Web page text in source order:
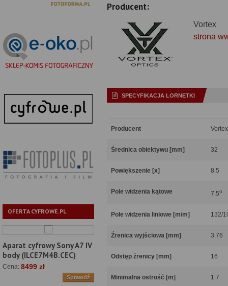
OFERTA CYFROWE.PL
Aparat cyfrowy Sony A7 IV
body (ILCE7M4B.CEC)
Cena: 8499 zł
Sprawdź
Producent:
Vortex
strona
SPECYFIKACJA LORNETKI
Producent Vortex
Średnica obiektywu [mm] 32
Powiększenie [x] 8.5
Pole widzenia kątowe 7.5o
Pole widzenia liniowe [m/m] 132/
Źrenica wyjściowa [mm] 3.76
Odstęp źrenicy [mm] 16
Minimalna ostrość [m] 1.7